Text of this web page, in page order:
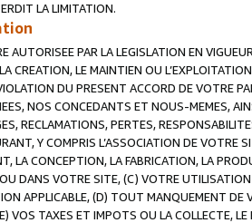
LA LIMITATION.
AUTORISEE PAR LA LEGISLATION EN
CREATION, LE MAINTIEN OU
DU PRESENT ACCORD DE VOTRE
NOS CONCEDANTS ET NOUS-MEMES,
RECLAMATIONS, PERTES,
Y COMPRIS L’ASSOCIATION DE VOTRE
LA CONCEPTION, LA FABRICATION, LA
DANS VOTRE SITE, (C) VOTRE
APPLICABLE, (D) TOUT MANQUEMENT
VOS TAXES ET IMPOTS OU LA COLLECTE,